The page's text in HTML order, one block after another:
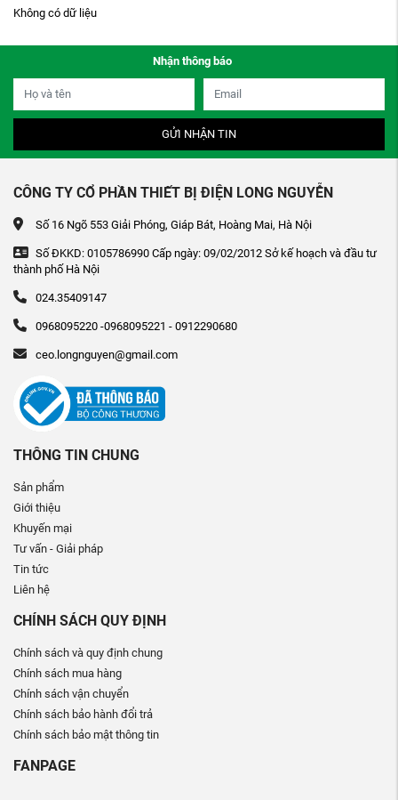
Không có dữ liệu
Nhận thông báo
GỬI NHẬN TIN
CÔNG TY CỔ PHẦN THIẾT BỊ ĐIỆN LONG NGUYỄN
Số 16 Ngõ 553 Giải Phóng, Giáp Bát, Hoàng Mai, Hà Nội
Số ĐKKD: 0105786990 Cấp ngày: 09/02/2012 Sở kế hoạch và đầu tư
thành phố Hà Nội
024.35409147
0968095220 -0968095221 - 0912290680
ceo.longnguyen@gmail.com
THÔNG TIN CHUNG
Sản phẩm
Giới thiệu
Khuyến mại
Tư vấn - Giải pháp
Tin tức
Liên hệ
CHÍNH SÁCH QUY ĐỊNH
Chính sách và quy định chung
Chính sách mua hàng
Chính sách vận chuyển
Chính sách bảo hành đổi trả
Chính sách bảo mật thông tin
FANPAGE